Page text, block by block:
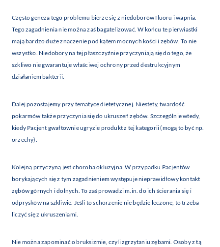
Często geneza tego problemu bierze się z niedoborów fluoru i wapnia.
Tego zagadnienia nie można zaś bagatelizować. W końcu te pierwiastki
mają bardzo duże znaczenie pod kątem mocnych kości i zębów. To nie
wszystko. Niedobory na tej płaszczyźnie przyczyniają się do tego, że
szkliwo nie gwarantuje właściwej ochrony przed destrukcyjnym
działaniem bakterii.
Dalej pozostajemy przy tematyce dietetycznej. Niestety, twardość
pokarmów także przyczynia się do ukruszeń zębów. Szczególnie wtedy,
kiedy Pacjent gwałtownie ugryzie produkt z tej kategorii (mogą to być np.
orzechy).
Kolejną przyczyną jest choroba okluzyjna. W przypadku Pacjentów
borykających się z tym zagadnieniem występuje nieprawidłowy kontakt
zębów górnych i dolnych. To zaś prowadzi m.in. do ich ścierania się i
odprysków na szkliwie. Jeśli to schorzenie nie będzie leczone, to trzeba
liczyć się z ukruszeniami.
Nie można zapominać o bruksizmie, czyli zgrzytaniu zębami. Osoby z tą